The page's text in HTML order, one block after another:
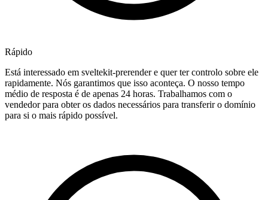
Rápido
Está interessado em sveltekit-prerender e quer ter controlo sobre ele
rapidamente. Nós garantimos que isso aconteça. O nosso tempo
médio de resposta é de apenas 24 horas. Trabalhamos com o
vendedor para obter os dados necessários para transferir o domínio
para si o mais rápido possível.